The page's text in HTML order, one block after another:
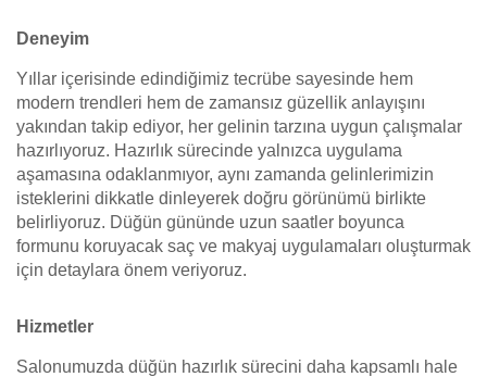
Deneyim
Yıllar içerisinde edindiğimiz tecrübe sayesinde hem
modern trendleri hem de zamansız güzellik anlayışını
yakından takip ediyor, her gelinin tarzına uygun çalışmalar
hazırlıyoruz. Hazırlık sürecinde yalnızca uygulama
aşamasına odaklanmıyor, aynı zamanda gelinlerimizin
isteklerini dikkatle dinleyerek doğru görünümü birlikte
belirliyoruz. Düğün gününde uzun saatler boyunca
formunu koruyacak saç ve makyaj uygulamaları oluşturmak
için detaylara önem veriyoruz.
Hizmetler
Salonumuzda düğün hazırlık sürecini daha kapsamlı hale